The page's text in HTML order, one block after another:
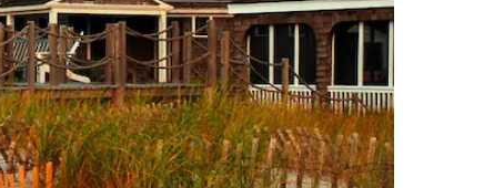
и надолу или истражувајте со допирање или со лизгање.